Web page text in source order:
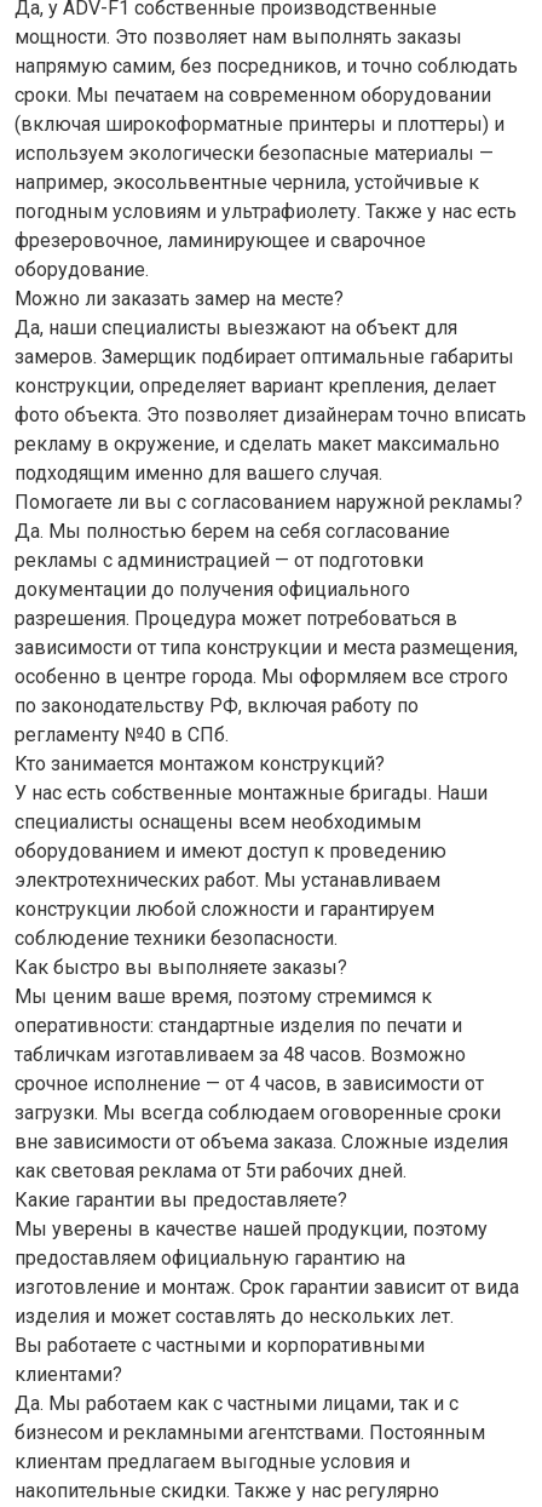
Да, у ADV-F1 собственные производственные
мощности. Это позволяет нам выполнять заказы
напрямую самим, без посредников, и точно соблюдать
сроки. Мы печатаем на современном оборудовании
(включая широкоформатные принтеры и плоттеры) и
используем экологически безопасные материалы —
например, экосольвентные чернила, устойчивые к
погодным условиям и ультрафиолету. Также у нас есть
фрезеровочное, ламинирующее и сварочное
оборудование.
Можно ли заказать замер на месте?
Да, наши специалисты выезжают на объект для
замеров. Замерщик подбирает оптимальные габариты
конструкции, определяет вариант крепления, делает
фото объекта. Это позволяет дизайнерам точно вписать
рекламу в окружение, и сделать макет максимально
подходящим именно для вашего случая.
Помогаете ли вы с согласованием наружной рекламы?
Да. Мы полностью берем на себя согласование
рекламы с администрацией — от подготовки
документации до получения официального
разрешения. Процедура может потребоваться в
зависимости от типа конструкции и места размещения,
особенно в центре города. Мы оформляем все строго
по законодательству РФ, включая работу по
регламенту №40 в СПб.
Кто занимается монтажом конструкций?
У нас есть собственные монтажные бригады. Наши
специалисты оснащены всем необходимым
оборудованием и имеют доступ к проведению
электротехнических работ. Мы устанавливаем
конструкции любой сложности и гарантируем
соблюдение техники безопасности.
Как быстро вы выполняете заказы?
Мы ценим ваше время, поэтому стремимся к
оперативности: стандартные изделия по печати и
табличкам изготавливаем за 48 часов. Возможно
срочное исполнение — от 4 часов, в зависимости от
загрузки. Мы всегда соблюдаем оговоренные сроки
вне зависимости от объема заказа. Сложные изделия
как световая реклама от 5ти рабочих дней.
Какие гарантии вы предоставляете?
Мы уверены в качестве нашей продукции, поэтому
предоставляем официальную гарантию на
изготовление и монтаж. Срок гарантии зависит от вида
изделия и может составлять до нескольких лет.
Вы работаете с частными и корпоративными
клиентами?
Да. Мы работаем как с частными лицами, так и с
бизнесом и рекламными агентствами. Постоянным
клиентам предлагаем выгодные условия и
накопительные скидки. Также у нас регулярно